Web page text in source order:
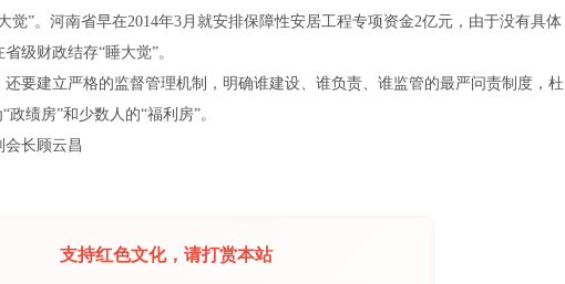
”。河南省早在2014年3月就安排保障性安居工程专项资金2亿元，由于没有具体
级财政结存“睡大觉”。
建立严格的监督管理机制，明确谁建设、谁负责、谁监管的最严问责制度，杜
绩房”和少数人的“福利房”。
长顾云昌
支持红色文化，请打赏本站